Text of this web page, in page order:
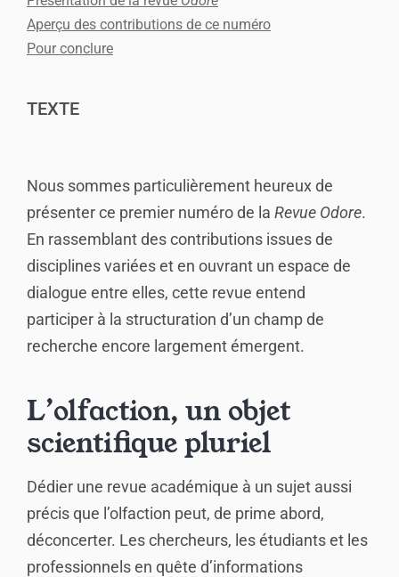
Aperçu des contributions de ce numéro
Pour conclure
TEXTE
Nous sommes particulièrement heureux de
présenter ce premier numéro de la Revue Odore.
En rassemblant des contributions issues de
disciplines variées et en ouvrant un espace de
dialogue entre elles, cette revue entend
participer à la structuration d’un champ de
recherche encore largement émergent.
L’olfaction, un objet
scientifique pluriel
Dédier une revue académique à un sujet aussi
précis que l’olfaction peut, de prime abord,
déconcerter. Les chercheurs, les étudiants et les
professionnels en quête d’informations